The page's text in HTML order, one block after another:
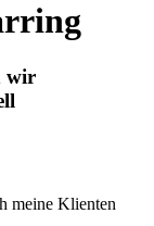
wir
meine Klienten